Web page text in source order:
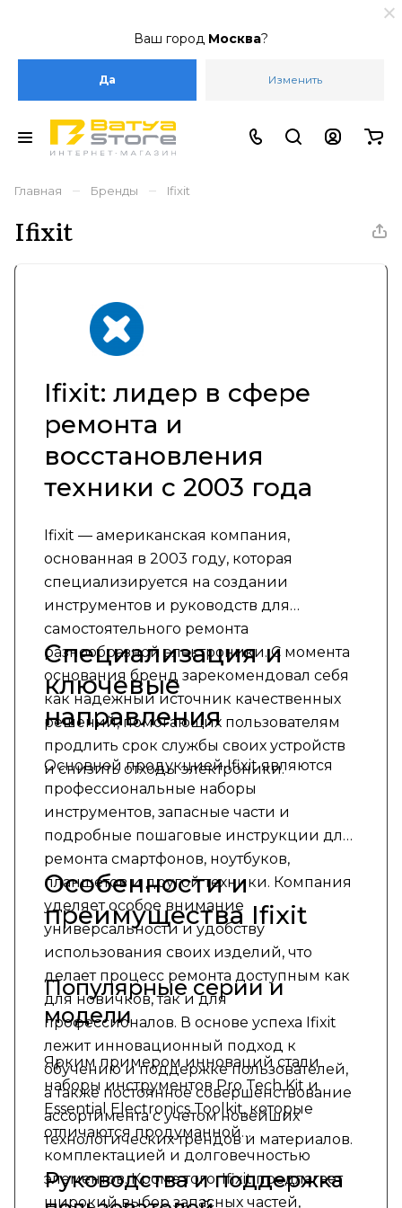
Ваш город Москва?
Да Изменить
Главная – Бренды – Ifixit
Ifixit
Ifixit: лидер в сфере
ремонта и
восстановления
техники с 2003 года
Ifixit — американская компания,
основанная в 2003 году, которая
специализируется на создании
инструментов и руководств для
самостоятельного ремонта
разнообразной электроники. С момента
основания бренд зарекомендовал себя
как надежный источник качественных
решений, помогающих пользователям
продлить срок службы своих устройств
и снизить отходы электроники.
Специализация и
ключевые
направления
Основной продукцией Ifixit являются
профессиональные наборы
инструментов, запасные части и
подробные пошаговые инструкции для
ремонта смартфонов, ноутбуков,
планшетов и другой техники. Компания
уделяет особое внимание
универсальности и удобству
использования своих изделий, что
делает процесс ремонта доступным как
для новичков, так и для
профессионалов. В основе успеха Ifixit
лежит инновационный подход к
обучению и поддержке пользователей,
а также постоянное совершенствование
ассортимента с учетом новейших
технологических трендов и материалов.
Особенности и
преимущества Ifixit
Популярные серии и
модели
Ярким примером инноваций стали
наборы инструментов Pro Tech Kit и
Essential Electronics Toolkit, которые
отличаются продуманной
комплектацией и долговечностью
элементов. Кроме того, Ifixit предлагает
широкий выбор запасных частей,
Руководства и поддержка